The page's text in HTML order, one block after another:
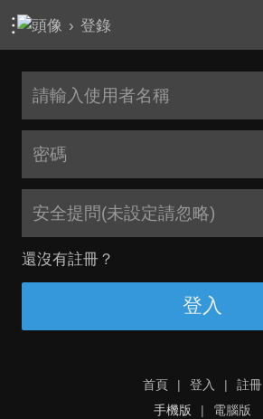
› 登錄
安全提問(未設定請忽略)
還沒有註冊？
登入
首頁 | 登入 |
註冊
手機版
| 電腦版